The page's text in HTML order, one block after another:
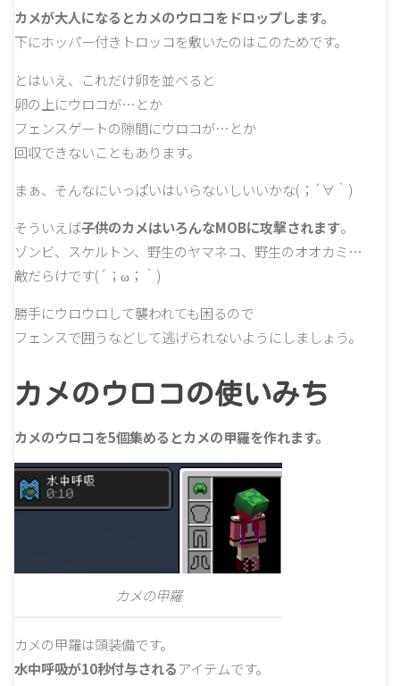
カメが大人になるとカメのウロコをドロップします。
下にホッパー付きトロッコを敷いたのはこのためです。
とはいえ、これだけ卵を並べると
卵の上にウロコが…とか
フェンスゲートの隙間にウロコが…とか
回収できないこともあります。
まぁ、そんなにいっぱいはいらないしいいかな(；´∀｀)
そういえば子供のカメはいろんなMOBに攻撃されます。
ゾンビ、スケルトン、野生のヤマネコ、野生のオオカミ…
敵だらけです(´；ω；｀)
勝手にウロウロして襲われても困るので
フェンスで囲うなどして逃げられないようにしましょう。
カメのウロコの使いみち
カメのウロコを5個集めるとカメの甲羅を作れます。
カメの甲羅
カメの甲羅は頭装備です。
水中呼吸が10秒付与されるアイテムです。